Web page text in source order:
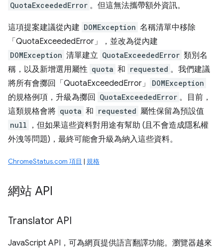
QuotaExceededError 。但這無法攜帶額外資訊。
這項提案建議從內建 DOMException 名稱清單中移除
「QuotaExceededError」，並改為從內建
DOMException 清單建立 QuotaExceededError 類別名
稱，以及新增選用屬性 quota 和 requested 。我們建議
將所有會擲回「QuotaExceededError」
DOMException
的規格例項，升級為擲回 QuotaExceededError 。目前，
這類規格會將 quota 和 requested 屬性保留為預設值
null
，但如果這些資料對用途有幫助 (且不會造成隱私權
外洩等問題)，最終可能會升級為納入這些資料。
ChromeStatus.com 項目 | 規格
網站 API
Translator API
JavaScript API，可為網頁提供語言翻譯功能。瀏覽器越來